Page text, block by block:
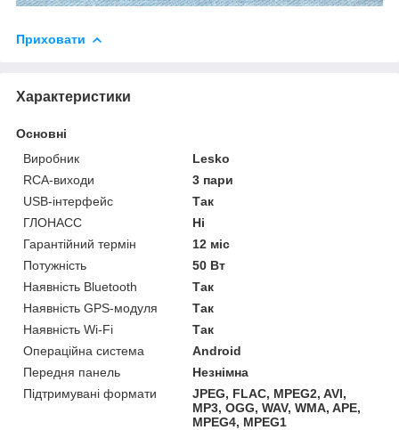
Приховати
Характеристики
Основні
Виробник
Lesko
RCA-виходи
3 пари
USB-інтерфейс
Так
ГЛОНАСС
Ні
Гарантійний термін
12 міс
Потужність
50 Вт
Наявність Bluetooth
Так
Наявність GPS-модуля
Так
Наявність Wi-Fi
Так
Операційна система
Android
Передня панель
Незнімна
Підтримувані формати
JPEG, FLAC, MPEG2, AVI,
MP3, OGG, WAV, WMA, APE,
MPEG4, MPEG1